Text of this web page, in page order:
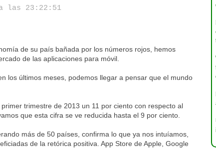
las 23:22:51
de su país bañada por los números rojos, hemos
de las aplicaciones para móvil.
los últimos meses, podemos llegar a pensar que el mundo
trimestre de 2013 un 11 por ciento con respecto al
que esta cifra se ve reducida hasta el 9 por ciento.
más de 50 países, confirma lo que ya nos intuíamos,
de la retórica positiva. App Store de Apple, Google